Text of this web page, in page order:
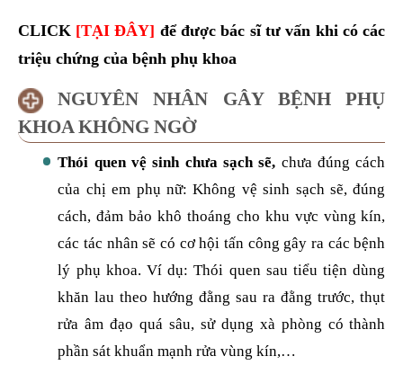
CLICK[TẠI ĐÂY] để được bác sĩ tư vấn khi có các
triệu chứng của bệnh phụ khoa
NGUYÊN NHÂN GÂY BỆNH PHỤ
KHOA KHÔNG NGỜ
Thói quen vệ sinh chưa sạch sẽ, chưa đúng cách
của chị em phụ nữ: Không vệ sinh sạch sẽ, đúng
cách, đảm bảo khô thoáng cho khu vực vùng kín,
các tác nhân sẽ có cơ hội tấn công gây ra các bệnh
lý phụ khoa. Ví dụ: Thói quen sau tiểu tiện dùng
khăn lau theo hướng đằng sau ra đằng trước, thụt
rửa âm đạo quá sâu, sử dụng xà phòng có thành
phần sát khuẩn mạnh rửa vùng kín,…